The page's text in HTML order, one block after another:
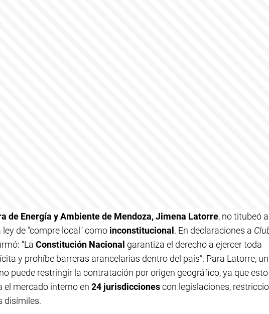
de Energía y Ambiente de Mendoza, Jimena Latorre, no titubeó al
de "compre local" como inconstitucional . En declaraciones a
“La Constitución Nacional garantiza el derecho a ejercer toda
y prohíbe barreras arancelarias dentro del país”. Para Latorre,
puede restringir la contratación por origen geográfico, ya que esto
el mercado interno en 24 jurisdiccionescon legislaciones,
disímiles.